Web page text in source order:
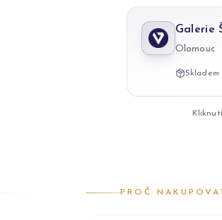
Galerie
Olomouc
Skladem
PROČ